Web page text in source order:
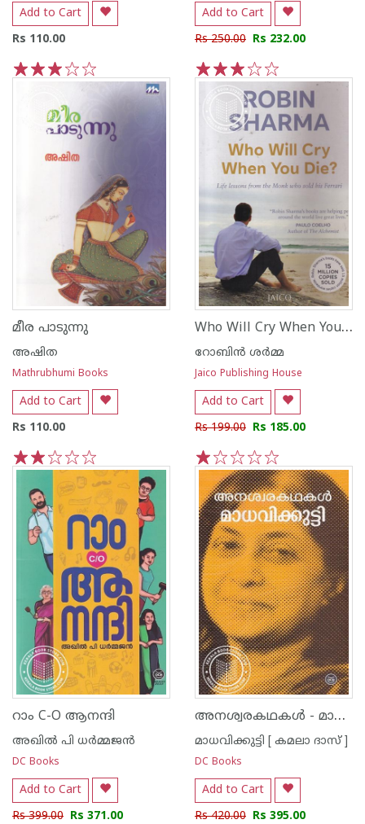
Add to Cart
Rs 110.00
5
Add to Cart
Rs 250.00 Rs 232.00
5
4
3
2
1
മീര പാടുന്നു
അഷിത
Mathrubhumi Books
Add to Cart
Rs 110.00
5
4
3
2
1
Who Will Cry When You Die
റോബിന്‍ ശര്‍മ്മ
Jaico Publishing House
Add to Cart
Rs 199.00 Rs 185.00
5
4
3
2
1
റാം C-O ആനന്ദി
അഖില്‍ പി ധര്‍മ്മജന്‍
DC Books
Add to Cart
Rs 399.00 Rs 371.00
അനശ്വരകഥകള്‍ - മാധവിക്കുട്ടി
മാധവിക്കുട്ടി [ കമലാ ദാസ് ]
DC Books
Add to Cart
Rs 420.00 Rs 395.00